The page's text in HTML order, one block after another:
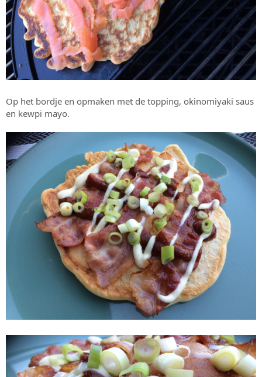
Op het bordje en opmaken met de topping, okinomiyaki saus
en kewpi mayo.